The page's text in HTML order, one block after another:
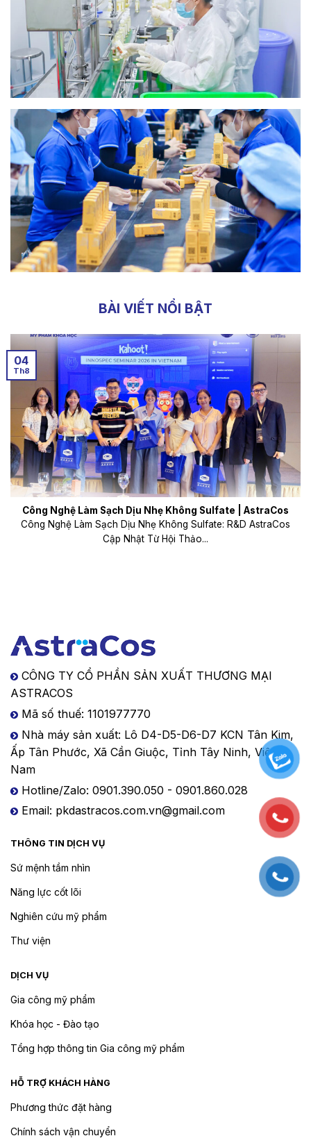
BÀI VIẾT NỔI BẬT
Công Nghệ Làm Sạch Dịu Nhẹ Không Sulfate | AstraCos
Công Nghệ Làm Sạch Dịu Nhẹ Không Sulfate: R&D AstraCos
Cập Nhật Từ Hội Thảo...
04
Th8
CÔNG TY CỔ PHẦN SẢN XUẤT THƯƠNG MẠI
ASTRACOS
Mã số thuế: 1101977770
Nhà máy sản xuất: Lô D4-D5-D6-D7 KCN Tân Kim,
Ấp Tân Phước, Xã Cần Giuộc, Tỉnh Tây Ninh, Việt
Nam
Hotline/Zalo: 0901.390.050 - 0901.860.028
Email: pkdastracos.com.vn@gmail.com
THÔNG TIN DỊCH VỤ
Sứ mệnh tầm nhìn
Năng lực cốt lõi
Nghiên cứu mỹ phẩm
Thư viện
DỊCH VỤ
Gia công mỹ phẩm
Khóa học - Đào tạo
Tổng hợp thông tin Gia công mỹ phẩm
HỖ TRỢ KHÁCH HÀNG
Phương thức đặt hàng
Chính sách vận chuyển